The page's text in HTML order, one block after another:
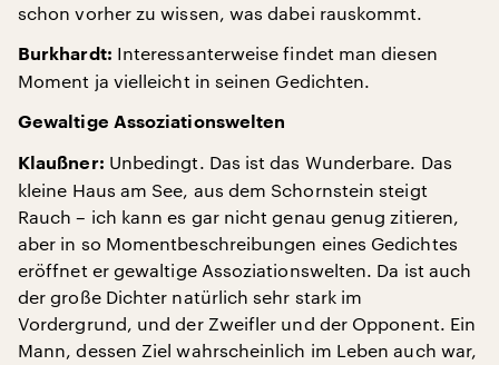
schon vorher zu wissen, was dabei rauskommt.
Burkhardt: Interessanterweise findet man diesen
Moment ja vielleicht in seinen Gedichten.
Gewaltige Assoziationswelten
Klaußner: Unbedingt. Das ist das Wunderbare. Das
kleine Haus am See, aus dem Schornstein steigt
Rauch – ich kann es gar nicht genau genug zitieren,
aber in so Momentbeschreibungen eines Gedichtes
eröffnet er gewaltige Assoziationswelten. Da ist auch
der große Dichter natürlich sehr stark im
Vordergrund, und der Zweifler und der Opponent. Ein
Mann, dessen Ziel wahrscheinlich im Leben auch war,